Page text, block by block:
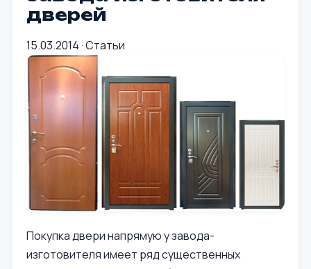
дверей
15.03.2014·Статьи
Покупка двери напрямую у завода-
изготовителя имеет ряд существенных